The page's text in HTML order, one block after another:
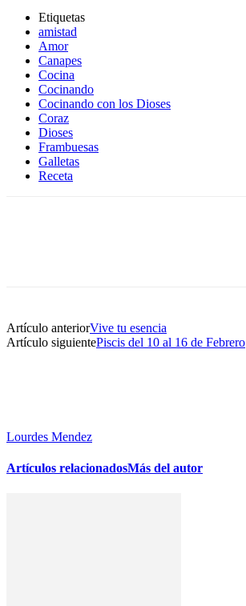
Etiquetas
amistad
Amor
Canapes
Cocina
Cocinando
Cocinando con los Dioses
Coraz
Dioses
Frambuesas
Galletas
Receta
Artículo anteriorVive tu esencia
Artículo siguientePiscis del 10 al 16 de Febrero
Lourdes Mendez
Artículos relacionadosMás del autor